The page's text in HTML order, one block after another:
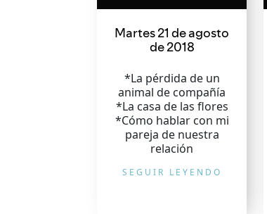
Martes 21 de agosto
de 2018
*La pérdida de un
animal de compañía
*La casa de las flores
*Cómo hablar con mi
pareja de nuestra
relación
SEGUIR LEYENDO